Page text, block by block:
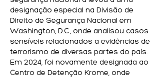
designação especial na Divisão de
Direito de Segurança Nacional em
Washington, D.C., onde analisou casos
sensíveis relacionados a evidências de
terrorismo de diversas partes do país.
Em 2024, foi novamente designada ao
Centro de Detenção Krome, onde